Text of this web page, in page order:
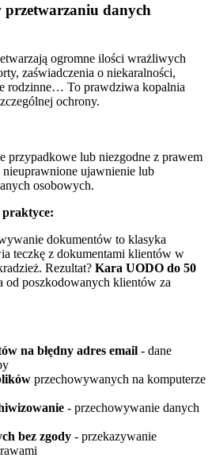
przetwarzaniu danych
ogromne ilości wrażliwych
zaświadczenia o niekaralności,
rodzinne… To prawdziwa kopalnia
ochrony.
przypadkowe lub niezgodne z prawem
nieuprawnione ujawnienie lub
osobowych.
praktyce:
dokumentów to klasyka
teczkę z dokumentami klientów w
Rezultat? Kara UODO do 50
od poszkodowanych klientów za
na błędny adres email - dane
przechowywanych na komputerze
- przechowywanie danych
bez zgody - przekazywanie